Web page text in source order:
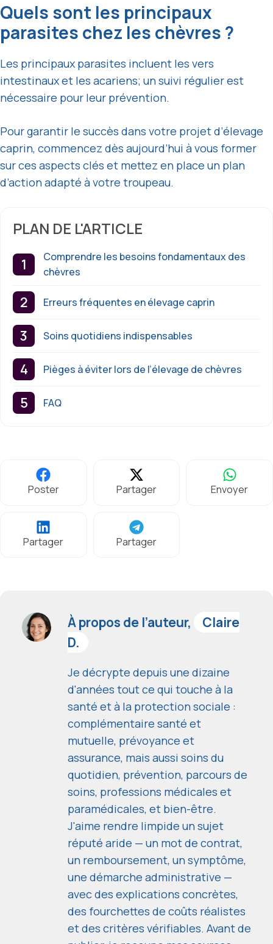
Quels sont les principaux
parasites chez les chèvres ?
Les principaux parasites incluent les vers
intestinaux et les acariens; un suivi régulier est
nécessaire pour leur prévention.
Pour garantir le succès dans votre projet d’élevage
caprin, commencez dès aujourd’hui à vous former
sur ces aspects clés et mettez en place un plan
d’action adapté à votre troupeau.
PLAN DE L'ARTICLE
Comprendre les besoins fondamentaux des
chèvres
Erreurs fréquentes en élevage caprin
Soins quotidiens indispensables
Pièges à éviter lors de l’élevage de chèvres
FAQ
Poster Partager Envoyer
Partager Partager
À propos de l’auteur,
Claire
D.
Je décrypte depuis une dizaine
d'années tout ce qui touche à la
santé et à la protection sociale :
complémentaire santé et
mutuelle, prévoyance et
assurance, mais aussi soins du
quotidien, prévention, parcours de
soins, professions médicales et
paramédicales, et bien-être.
J'aime rendre limpide un sujet
réputé aride — un mot de contrat,
un remboursement, un symptôme,
une démarche administrative —
avec des explications concrètes,
des fourchettes de coûts réalistes
et des critères vérifiables. Avant de